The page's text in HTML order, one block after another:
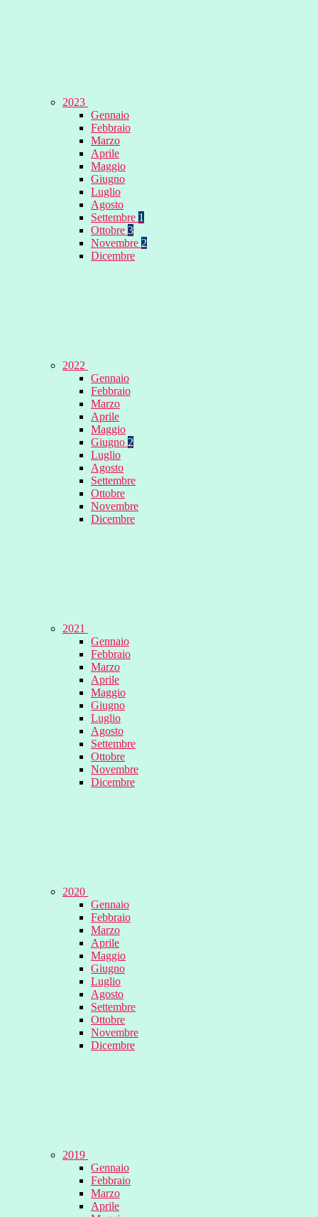
2023
Gennaio
Febbraio
Marzo
Aprile
Maggio
Giugno
Luglio
Agosto
Settembre 1
Ottobre 3
Novembre 2
Dicembre
2022
Gennaio
Febbraio
Marzo
Aprile
Maggio
Giugno 2
Luglio
Agosto
Settembre
Ottobre
Novembre
Dicembre
2021
Gennaio
Febbraio
Marzo
Aprile
Maggio
Giugno
Luglio
Agosto
Settembre
Ottobre
Novembre
Dicembre
2020
Gennaio
Febbraio
Marzo
Aprile
Maggio
Giugno
Luglio
Agosto
Settembre
Ottobre
Novembre
Dicembre
2019
Gennaio
Febbraio
Marzo
Aprile